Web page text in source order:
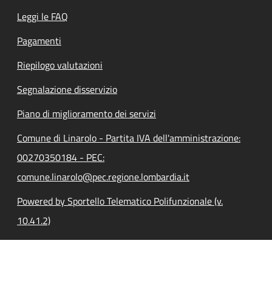
Leggi le FAQ
Pagamenti
Riepilogo valutazioni
Segnalazione disservizio
Piano di miglioramento dei servizi
Comune di Linarolo - Partita IVA dell'amministrazione:
00270350184 - PEC:
comune.linarolo@pec.regione.lombardia.it
Powered by Sportello Telematico Polifunzionale (v.
10.41.2)